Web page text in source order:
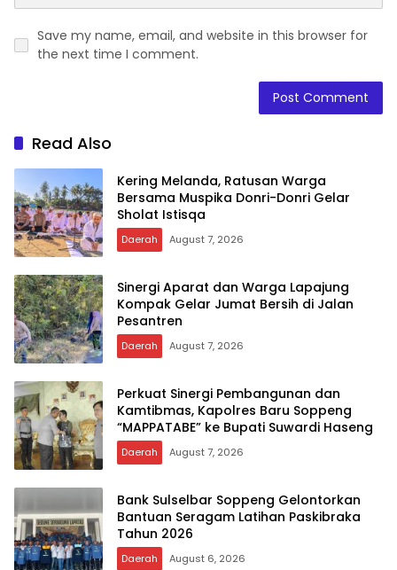
Save my name, email, and website in this browser for
the next time I comment.
Read Also
Kering Melanda, Ratusan Warga
Bersama Muspika Donri-Donri Gelar
Sholat Istisqa
Daerah August 7, 2026
Sinergi Aparat dan Warga Lapajung
Kompak Gelar Jumat Bersih di Jalan
Pesantren
Daerah August 7, 2026
Perkuat Sinergi Pembangunan dan
Kamtibmas, Kapolres Baru Soppeng
“MAPPATABE” ke Bupati Suwardi Haseng
Daerah August 7, 2026
Bank Sulselbar Soppeng Gelontorkan
Bantuan Seragam Latihan Paskibraka
Tahun 2026
Daerah August 6, 2026